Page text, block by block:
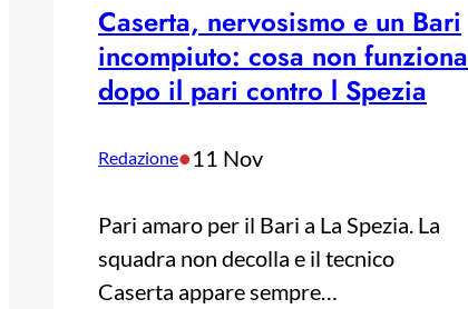
Caserta, nervosismo e un Bari
incompiuto: cosa non funziona
dopo il pari contro l Spezia
Redazione•11 Nov
Pari amaro per il Bari a La Spezia. La
squadra non decolla e il tecnico
Caserta appare sempre…